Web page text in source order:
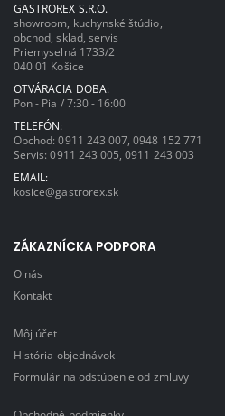
GASTROREX S.R.O.
showroom, kuchynské štúdio,
obchod, sklad, servis
Priemyselná 1733/2
040 01 Košice
OTVÁRACIA DOBA:
Pon - Pia / 7:30 - 16:00
TELEFÓN:
Obchod:0911 243 007,0948 152 771
Servis:0911 243 005,0911 243 003
EMAIL:
kosice@gastrorex.sk
ZÁKAZNÍCKA PODPORA
O nás
Kontakt
Môj účet
História objednávok
Formulár na odstúpenie od zmluvy